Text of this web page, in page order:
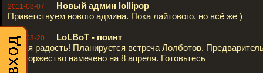
2011-08-07
Новый админ lollipop
Приветствуем нового админа. Пока лайтового, но всё же )
2011-03-20
LoLBoT - поинт
Новая радость! Планируется встреча Лолботов.
сие торжество намечено на 8 апреля. Готовьтесь